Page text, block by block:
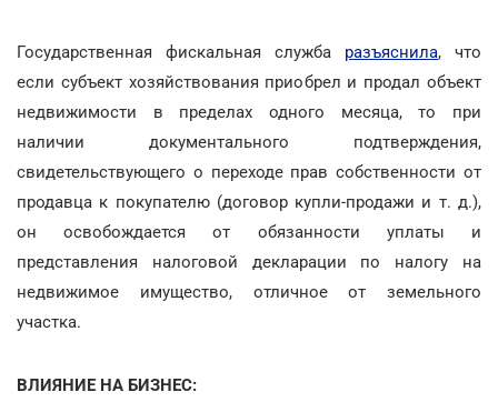
Государственная фискальная служба разъяснила, что
если субъект хозяйствования приобрел и продал объект
недвижимости в пределах одного месяца, то при
наличии документального подтверждения,
свидетельствующего о переходе прав собственности от
продавца к покупателю (договор купли-продажи и т. д.),
он освобождается от обязанности уплаты и
представления налоговой декларации по налогу на
недвижимое имущество, отличное от земельного
участка.
ВЛИЯНИЕ НА БИЗНЕС: